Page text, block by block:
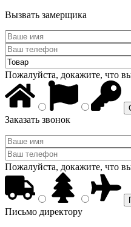
Вызвать замерщика
Пожалуйста, докажите, что
Заказать звонок
Пожалуйста, докажите, что
Письмо директору